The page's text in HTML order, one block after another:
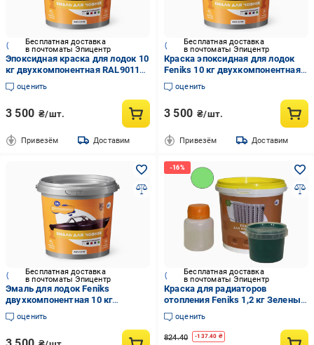
Бесплатная доставка
в почтоматы Эпицентр
Эпоксидная краска для лодок 10
кг двухкомпонентная RAL9011
Черный
оценить
3 500 ₴/шт.
Привезём Доставим
Бесплатная доставка
в почтоматы Эпицентр
Краска эпоксидная для лодок
Feniks 10 кг двухкомпонентная
RAL1015 Бежевый
оценить
3 500 ₴/шт.
Привезём Доставим
Бесплатная доставка
в почтоматы Эпицентр
Эмаль для лодок Feniks
двухкомпонентная 10 кг
RAL8025 Коричневый (12749256)
оценить
Бесплатная доставка
в почтоматы Эпицентр
Краска для радиаторов
отопления Feniks 1,2 кг Зеленый
глянцевый
оценить
824.40 -137.40 ₴